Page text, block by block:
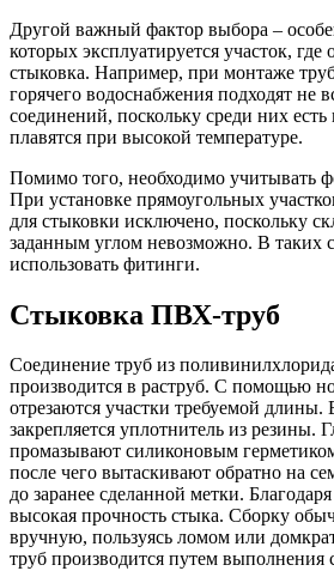
Другой важный фактор выбора –
которых эксплуатируется участок, где
стыковка. Например, при монтаже
горячего водоснабжения подходят не
соединений, поскольку среди них есть
плавятся при высокой температуре.
Помимо того, необходимо учитывать
При установке прямоугольных
для стыковки исключено, поскольку
заданным углом невозможно. В таких
использовать фитинги.
Стыковка ПВХ-труб
Соединение труб из
производится в раструб. С помощью
отрезаются участки требуемой длины.
закрепляется уплотнитель из резины.
промазывают силиконовым
после чего вытаскивают обратно на
до заранее сделанной метки.
высокая прочность стыка. Сборку
вручную, пользуясь ломом или
труб производится путем